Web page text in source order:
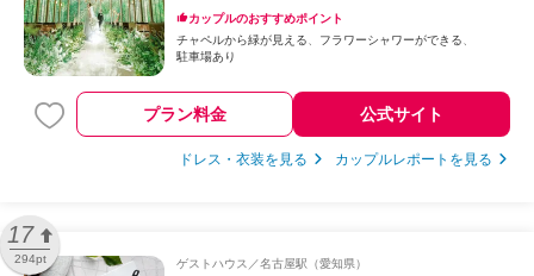
カップルのおすすめポイント
チャペルから緑が見える
フラワーシャワーができる
駐車場あり
プラン料金 公式サイト
ドレス・衣装を見る カップルレポートを見る
17
294pt ゲストハウス 名古屋駅（愛知県）